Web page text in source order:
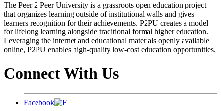
The Peer 2 Peer University is a grassroots open education project
that organizes learning outside of institutional walls and gives
learners recognition for their achievements. P2PU creates a model
for lifelong learning alongside traditional formal higher education.
Leveraging the internet and educational materials openly available
online, P2PU enables high-quality low-cost education opportunities.
Connect With Us
Facebook